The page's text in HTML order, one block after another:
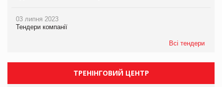
03 липня 2023
Тендери компанії
Всі тендери
ТРЕНІНГОВИЙ ЦЕНТР